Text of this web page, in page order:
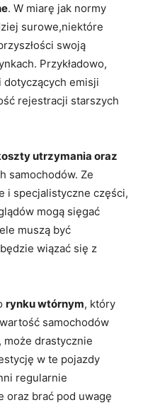
. W miarę ⁤jak normy
surowe,niektóre
swoją
Przykładowo,
emisji
rejestracji ​starszych
utrzymania oraz
samochodów.​ Ze
i specjalistyczne części,
mogą sięgać
muszą być
wiązać się z
rynku wtórnym, który
samochodów
drastycznie
w te pojazdy
regularnie
oraz ​brać⁢ pod uwagę